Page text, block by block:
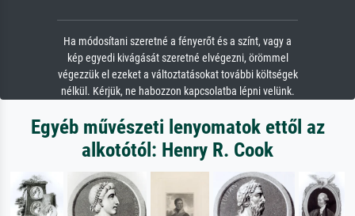
Ha módosítani szeretné a fényerőt és a színt, vagy a
kép egyedi kivágását szeretné elvégezni, örömmel
végezzük el ezeket a változtatásokat további költségek
nélkül. Kérjük, ne habozzon kapcsolatba lépni velünk.
Egyéb művészeti lenyomatok ettől az
alkotótól: Henry R. Cook